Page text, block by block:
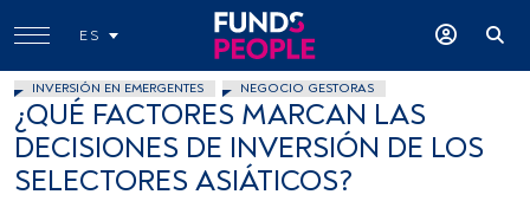
ES
INVERSIÓN EN EMERGENTES NEGOCIO GESTORAS
¿QUÉ FACTORES MARCAN LAS
DECISIONES DE INVERSIÓN DE LOS
SELECTORES ASIÁTICOS?